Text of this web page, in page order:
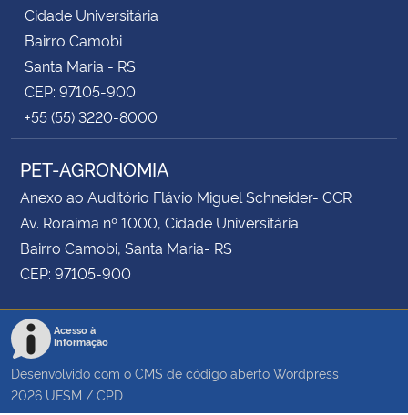
Cidade Universitária
Bairro Camobi
Santa Maria - RS
CEP: 97105-900
+55 (55) 3220-8000
PET-AGRONOMIA
Anexo ao Auditório Flávio Miguel Schneider- CCR
Av. Roraima nº 1000, Cidade Universitária
Bairro Camobi, Santa Maria- RS
CEP: 97105-900
Acesso à
Informação
Desenvolvido com o CMS de código aberto Wordpress
2026 UFSM / CPD